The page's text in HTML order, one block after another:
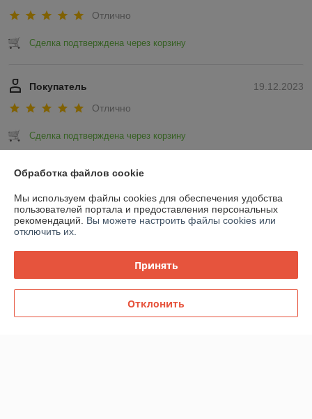
Отлично
Сделка подтверждена через корзину
19.12.2023
Покупатель
Отлично
Сделка подтверждена через корзину
Показать все отзывы
О нас
Контакты
Доставка и оплата
График работы
Обработка файлов cookie
Мы используем файлы cookies для обеспечения удобства
пользователей портала и предоставления персональных
рекомендаций. Вы можете настроить файлы cookies или
отключить их.
Принять
Отклонить